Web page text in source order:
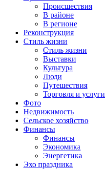
Происшествия
В районе
В регионе
Реконструкция
Стиль жизни
Стиль жизни
Выставки
Культура
Люди
Путешествия
Торговля и услуги
Фото
Недвижимость
Сельское хозяйство
Финансы
Финансы
Экономика
Энергетика
Эхо праздника